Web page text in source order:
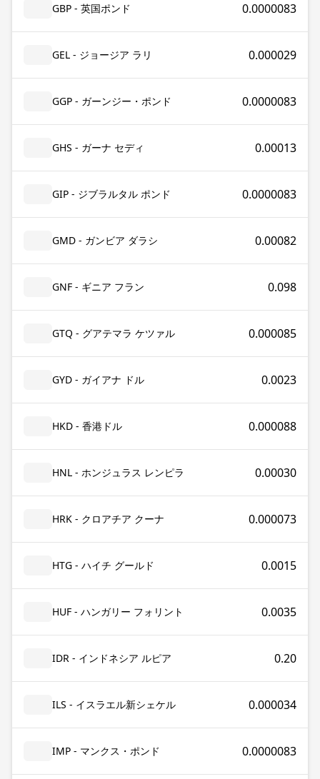
GBP - 英国ポンド 0.0000083
GEL - ジョージア ラリ 0.000029
GGP - ガーンジー・ポンド 0.0000083
GHS - ガーナ セディ 0.00013
GIP - ジブラルタル ポンド 0.0000083
GMD - ガンビア ダラシ 0.00082
GNF - ギニア フラン 0.098
GTQ - グアテマラ ケツァル 0.000085
GYD - ガイアナ ドル 0.0023
HKD - 香港ドル 0.000088
HNL - ホンジュラス レンピラ 0.00030
HRK - クロアチア クーナ 0.000073
HTG - ハイチ グールド 0.0015
HUF - ハンガリー フォリント 0.0035
IDR - インドネシア ルピア 0.20
ILS - イスラエル新シェケル 0.000034
IMP - マンクス・ポンド 0.0000083